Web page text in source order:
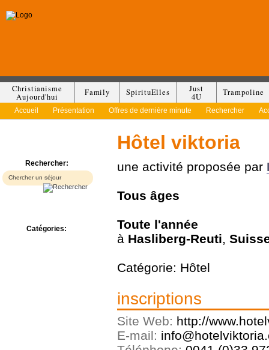
Christianisme
Aujourd'hui
Family SpirituElles
Just
4U
Trampoline
Accueil Présentation Offres de dernière minute Rechercher
Rechercher:
Catégories:
Hôtel viktoria
une activité proposée par
Tous âges
Toute l'année
à Hasliberg-Reuti,
Catégorie: Hôtel
inscriptions
Site Web: http://
E-mail: